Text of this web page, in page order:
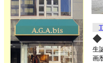
◆
生
画